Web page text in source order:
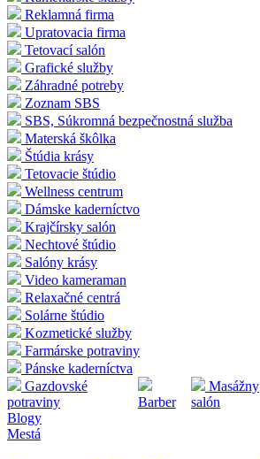
Reklamná firma
Upratovacia firma
Tetovací salón
Grafické služby
Záhradné potreby
Zoznam SBS
SBS, Súkromná bezpečnostná služba
Materská škôlka
Štúdia krásy
Tetovacie štúdio
Wellness centrum
Dámske kaderníctvo
Krajčírsky salón
Nechtové štúdio
Salóny krásy
Video kameraman
Relaxačné centrá
Solárne štúdio
Kozmetické služby
Farmárske potraviny
Pánske kaderníctva
Gazdovské
potraviny
Barber
Masážny
salón
Blogy
Mestá